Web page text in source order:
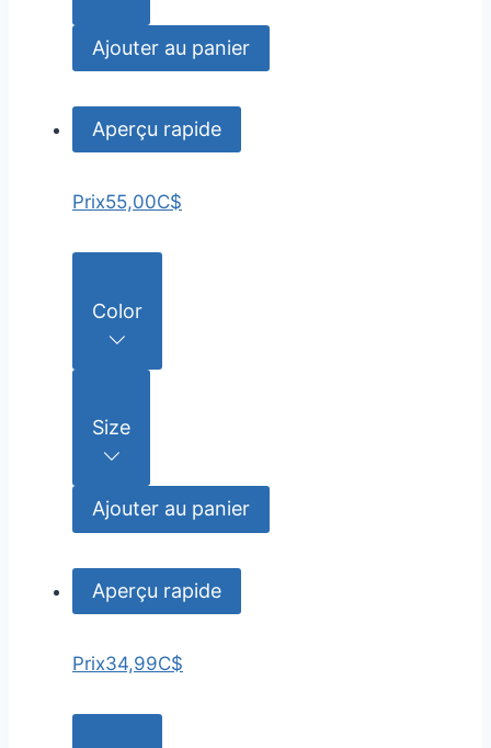
Ajouter au panier
Aperçu rapide
Prix55,00C$
Color
Size
Ajouter au panier
Aperçu rapide
Prix34,99C$